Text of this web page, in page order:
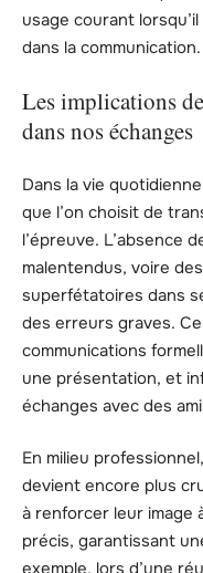
usage courant
dans la communication.
Les implications
dans nos échanges
Dans la vie
que l’on choisit de
l’épreuve. L’absence
malentendus, voire
superfétatoires dans
des erreurs graves.
communications
une présentation, et
échanges avec des
En milieu
devient encore plus
à renforcer leur image
précis, garantissant